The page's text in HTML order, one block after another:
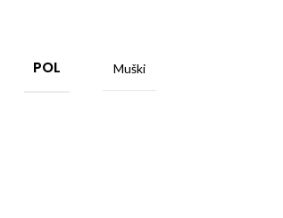
POL Muški